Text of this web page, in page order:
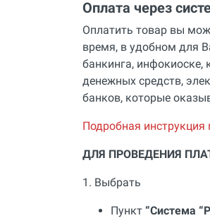
Алмазные диски
Плиткорезы
Сверлильные станки
Фаскосъемные станки
Инструмент для укладки
оборудование
Полный каталог
Оплата через
Оплатить товар вы
время, в удобном для
банкинга,
денежных средств,
банков, которые
Подробная инструкция
ДЛЯ ПРОВЕДЕНИЯ
1. Выбрать
Пункт “Система